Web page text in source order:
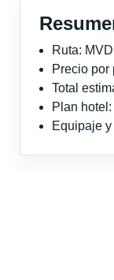
Ruta:
Precio por
Total
Plan
Equipaje